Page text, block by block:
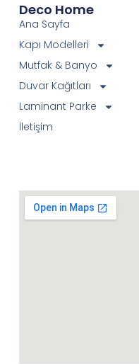
Deco Home
Ana Sayfa
Kapı Modelleri
Mutfak & Banyo
Duvar Kağıtları
Laminant Parke
İletişim